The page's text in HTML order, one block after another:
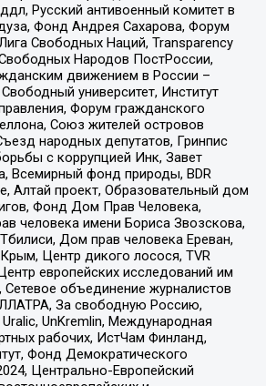
Русский антивоенный комитет в
Фонд Андрея Сахарова, Форум
Свободных Наций, Transparеncy
Народов ПостРоссии,
движением в России –
университет, Институт
Форум гражданского
Союз жителей островов
народных депутатов, Гринпис
с коррупцией Инк, Завет
Всемирный фонд природы, BDR
Алтай проект, Образовательный дом
Фонд Дом Прав Человека,
человека имени Бориса Звозскова,
Дом прав человека Ереван,
Центр дикого лосося, TVR
европейских исследований им
объединение журналистов
За свободную Россию,
UnKremlin, Международная
рабочих, ИстЧам Финланд,
Фонд Демократического
Центрально-Европейский